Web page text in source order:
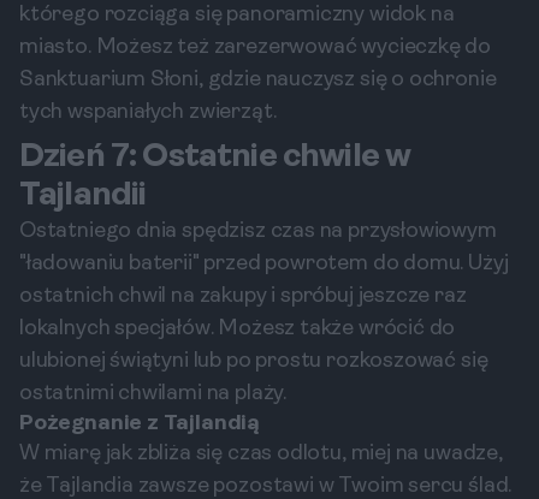
którego rozciąga się panoramiczny widok na
miasto. Możesz też zarezerwować wycieczkę do
Sanktuarium Słoni, gdzie nauczysz się o ochronie
tych wspaniałych zwierząt.
Dzień 7: Ostatnie chwile w
Tajlandii
Ostatniego dnia spędzisz czas na przysłowiowym
"ładowaniu baterii" przed powrotem do domu. Użyj
ostatnich chwil na zakupy i spróbuj jeszcze raz
lokalnych specjałów. Możesz także wrócić do
ulubionej świątyni lub po prostu rozkoszować się
ostatnimi chwilami na plaży.
Pożegnanie z Tajlandią
W miarę jak zbliża się czas odlotu, miej na uwadze,
że Tajlandia zawsze pozostawi w Twoim sercu ślad.